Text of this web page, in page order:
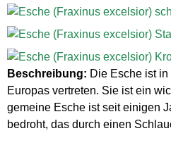
Beschreibung: Die Esche ist
Europas vertreten. Sie ist ein
gemeine Esche ist seit einigen
bedroht, das durch einen